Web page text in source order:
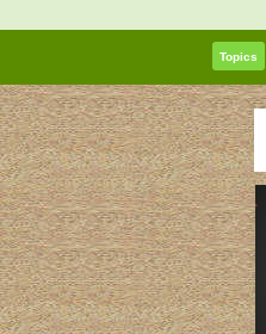
Topics